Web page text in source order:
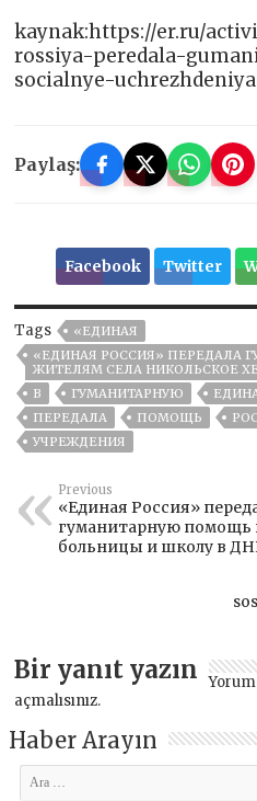
kaynak:https://er.ru/
rossiya-peredala-
socialnye-
Paylaş:
Facebook Twitter
Tags
«ЕДИНАЯ
«ЕДИНАЯ РОССИЯ» ПЕРЕДАЛА
ЖИТЕЛЯМ СЕЛА НИКОЛЬСКОЕ
В
ГУМАНИТАРНУЮ
ПЕРЕДАЛА
ПОМОЩЬ
УЧРЕЖДЕНИЯ
Previous
«Единая Россия»
гуманитарную помощь
больницы и школу в
Bir yanıt yazın
açmalısınız.
Haber Arayın